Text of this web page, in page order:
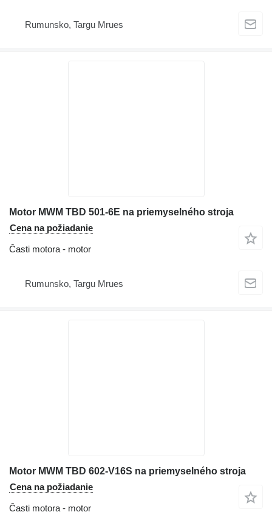
Rumunsko, Targu Mrues
Motor MWM TBD 501-6E na priemyselného stroja
Cena na požiadanie
Časti motora - motor
Rumunsko, Targu Mrues
Motor MWM TBD 602-V16S na priemyselného stroja
Cena na požiadanie
Časti motora - motor